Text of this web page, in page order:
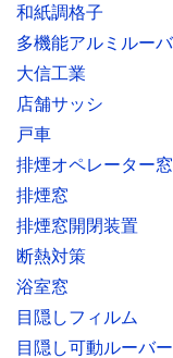
和紙調格子
多機能アルミルー
大信工業
店舗サッシ
戸車
排煙オペレーター窓
排煙窓
排煙窓開閉装置
断熱対策
浴室窓
目隠しフィルム
目隠し可動ルーバー